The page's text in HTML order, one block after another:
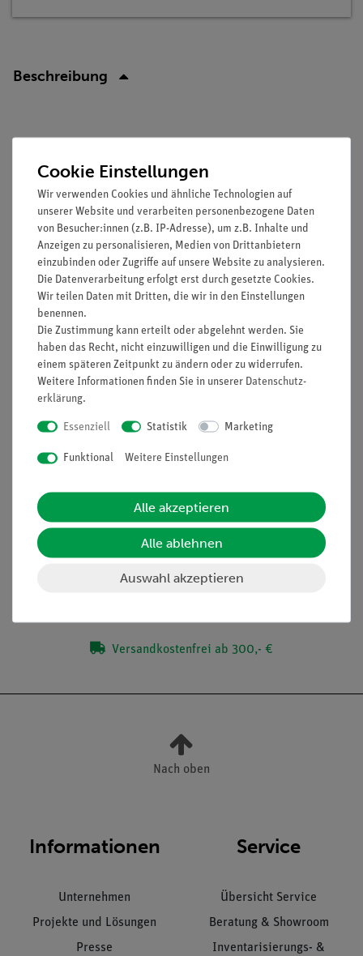
Beschreibung
Metallrohre werden durch Wasserdampf erhitzt. Die
Längenausdehnung von drei verschiedenen Metallen wird mit
Hilfe eines Rollzeigers gemessen. Daraus wird der Längen-
Ausdehnungskoeffizient der Metalle bestimmt
(Zusatzaufgabe). Die Verwendung eines Rollzeigers hat den
Vorteil, dass die Anzeige der Ausdehnung reibungsfrei erfolgt.
Die Funktionsweise des Rollzeigers kann leicht in einem
einfachen Experiment erläutert und vom Schüler untersucht
werden. Der Schüler sollte es ausprobieren, bevor er in der
Auswertung die Längenänderung Δl berechnet.
Vorteile
sicheren Aufbau
RiSU-konformer Bunsenbrenner im Zubehör erhältlich
Lieferumfang
Media / Downloads
Versandkostenfrei ab 300,- €
Nach oben
Informationen
Unternehmen
Projekte und Lösungen
Presse
Service
Übersicht Service
Beratung & Showroom
Inventarisierungs- &
Cookie Einstellungen
Wir verwenden Cookies und ähnliche Technologien auf
unserer Website und verarbeiten personenbezogene Daten
von Besucher:innen (z.B. IP-Adresse), um z.B. Inhalte und
Anzeigen zu personalisieren, Medien von Drittanbietern
einzubinden oder Zugriffe auf unsere Website zu analysieren.
Die Datenverarbeitung erfolgt erst durch gesetzte Cookies.
Wir teilen Daten mit Dritten, die wir in den Einstellungen
benennen.
Die Zustimmung kann erteilt oder abgelehnt werden. Sie
haben das Recht, nicht einzuwilligen und die Einwilligung zu
einem späteren Zeitpunkt zu ändern oder zu widerrufen.
Weitere Informationen finden Sie in unserer Daten­schutz­
erklärung.
Essenziell Statistik Marketing
Funktional Weitere Einstellungen
Alle akzeptieren
Alle ablehnen
Auswahl akzeptieren